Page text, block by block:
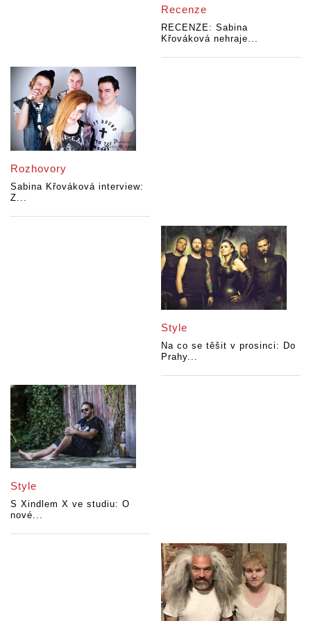
Recenze
RECENZE: Sabina
Křováková nehraje...
Rozhovory
Sabina Křováková interview:
Z...
Style
Na co se těšit v prosinci: Do
Prahy...
Style
S Xindlem X ve studiu: O
nové...